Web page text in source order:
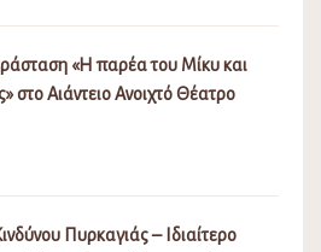
«Η παρέα του Μίκυ και
στο Αιάντειο Ανοιχτό Θέατρο
Πυρκαγιάς – Ιδιαίτερο